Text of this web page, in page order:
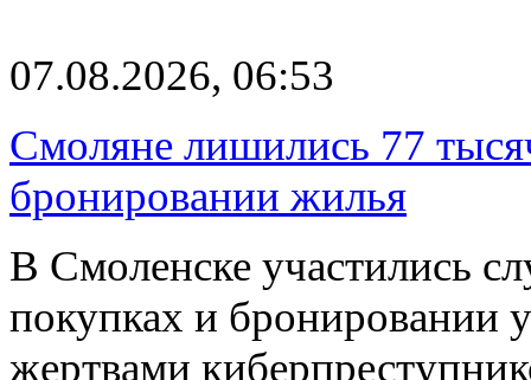
07.08.2026, 06:53
Смоляне лишились 77
бронировании жилья
В Смоленске участились
покупках и бронировании
жертвами